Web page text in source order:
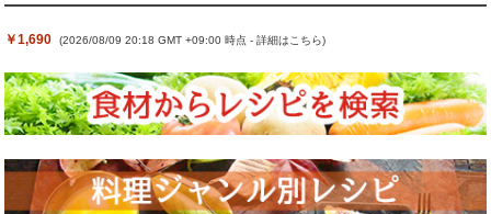
￥1,690 (2026/08/09 20:18 GMT +09:00 時点 - 詳細はこちら)